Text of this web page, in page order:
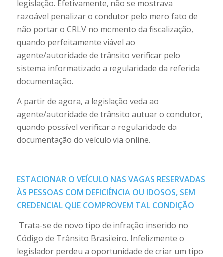
legislação. Efetivamente, não se mostrava
razoável penalizar o condutor pelo mero fato de
não portar o CRLV no momento da fiscalização,
quando perfeitamente viável ao
agente/autoridade de trânsito verificar pelo
sistema informatizado a regularidade da referida
documentação.
A partir de agora, a legislação veda ao
agente/autoridade de trânsito autuar o condutor,
quando possível verificar a regularidade da
documentação do veículo via online.
ESTACIONAR O VEÍCULO NAS VAGAS RESERVADAS
ÀS PESSOAS COM DEFICIÊNCIA OU IDOSOS, SEM
CREDENCIAL QUE COMPROVEM TAL CONDIÇÃO
Trata-se de novo tipo de infração inserido no
Código de Trânsito Brasileiro. Infelizmente o
legislador perdeu a oportunidade de criar um tipo